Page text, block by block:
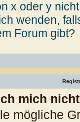
x oder y
wenden,
Forum gibt?
mich
mögliche